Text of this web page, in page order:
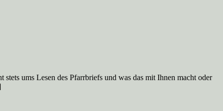
ums Lesen des Pfarrbriefs und was das mit Ihnen macht oder